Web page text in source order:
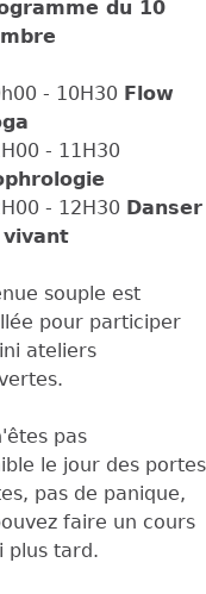
du 10
- 10H30 Flow
- 11H30
- 12H30 Danser
vivant
souple est
pour participer
ateliers
pas
le jour des portes
pas de panique,
faire un cours
plus tard.